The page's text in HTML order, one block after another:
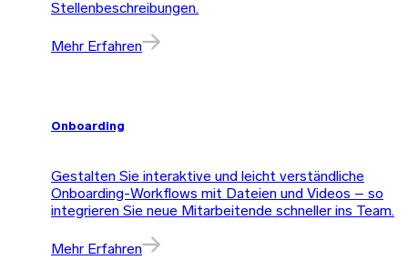
Stellenbeschreibungen.
Mehr Erfahren
Onboarding
Gestalten Sie interaktive und leicht verständliche
Onboarding-Workflows mit Dateien und Videos – so
integrieren Sie neue Mitarbeitende schneller ins Team.
Mehr Erfahren